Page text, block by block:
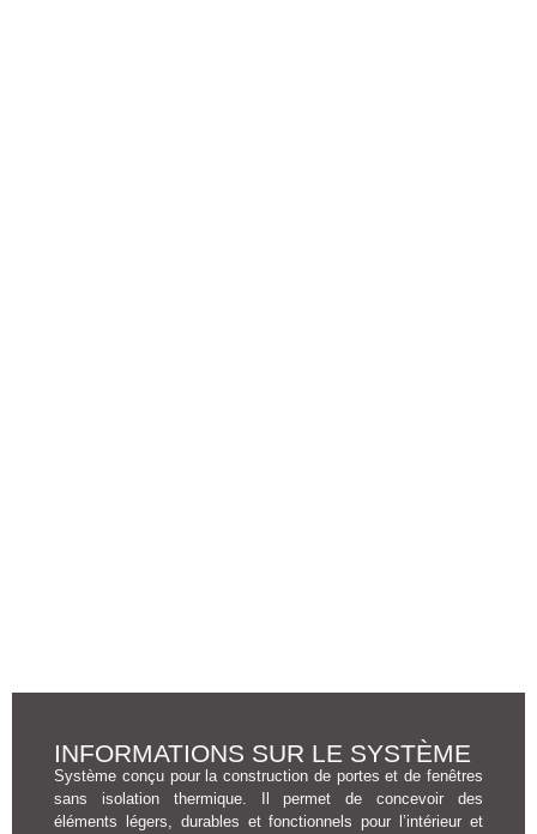
INFORMATIONS SUR LE SYSTÈME
Système conçu pour la construction de portes et de fenêtres
sans isolation thermique. Il permet de concevoir des
éléments légers, durables et fonctionnels pour l’intérieur et